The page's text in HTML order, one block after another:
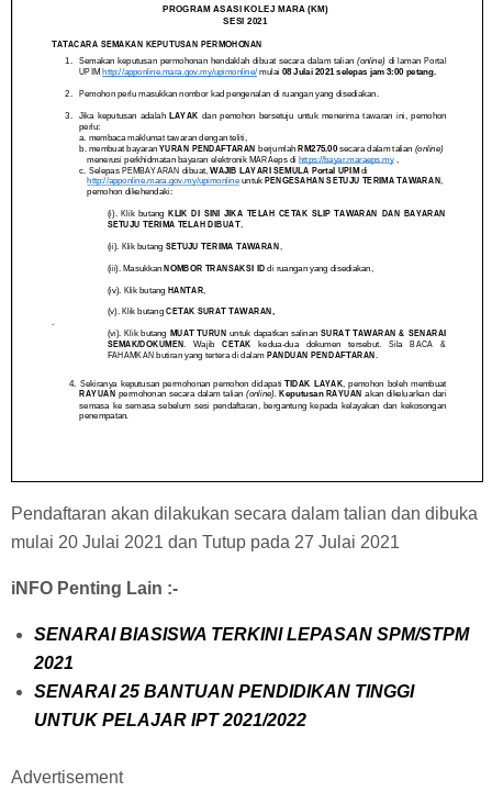
Pendaftaran akan dilakukan secara dalam talian dan dibuka
mulai 20 Julai 2021 dan Tutup pada 27 Julai 2021
iNFO Penting Lain :-
SENARAI BIASISWA TERKINI LEPASAN SPM/STPM
2021
SENARAI 25 BANTUAN PENDIDIKAN TINGGI
UNTUK PELAJAR IPT 2021/2022
Advertisement